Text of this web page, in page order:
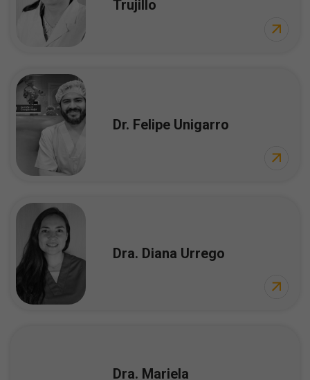
Trujillo
Dr. Felipe Unigarro
Dra. Diana Urrego
Dra. Mariela